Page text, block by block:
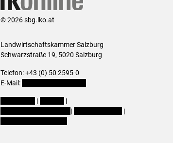
© 2026 sbg.lko.at
Landwirtschaftskammer Salzburg
Schwarzstraße 19, 5020 Salzburg
Telefon: +43 (0) 50 2595-0
E-Mail:
|
|
|
|